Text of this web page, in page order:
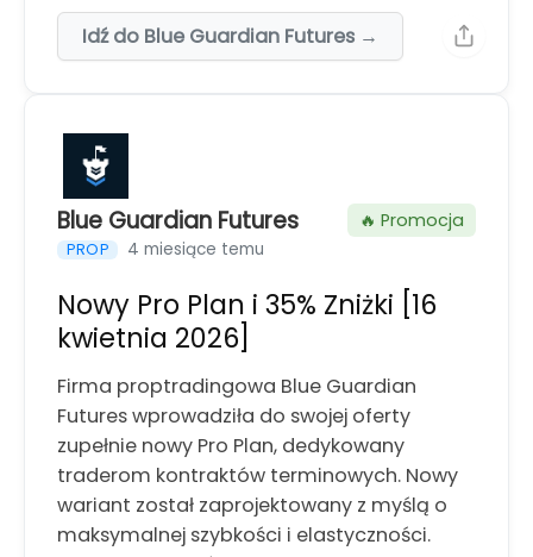
Idź do Blue Guardian Futures →
Blue Guardian Futures
PROP 4 miesiące temu
🔥 Promocja
Nowy Pro Plan i 35% Zniżki [16
kwietnia 2026]
Firma proptradingowa Blue Guardian
Futures wprowadziła do swojej oferty
zupełnie nowy Pro Plan, dedykowany
traderom kontraktów terminowych. Nowy
wariant został zaprojektowany z myślą o
maksymalnej szybkości i elastyczności.